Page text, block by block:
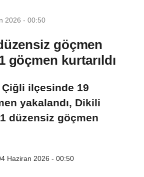
2026 - 00:50
göçmen
göçmen kurtarıldı
ilçesinde 19
yakalandı, Dikili
düzensiz göçmen
Haziran 2026 - 00:50